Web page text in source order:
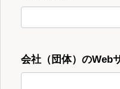
会社（団体）のWeb